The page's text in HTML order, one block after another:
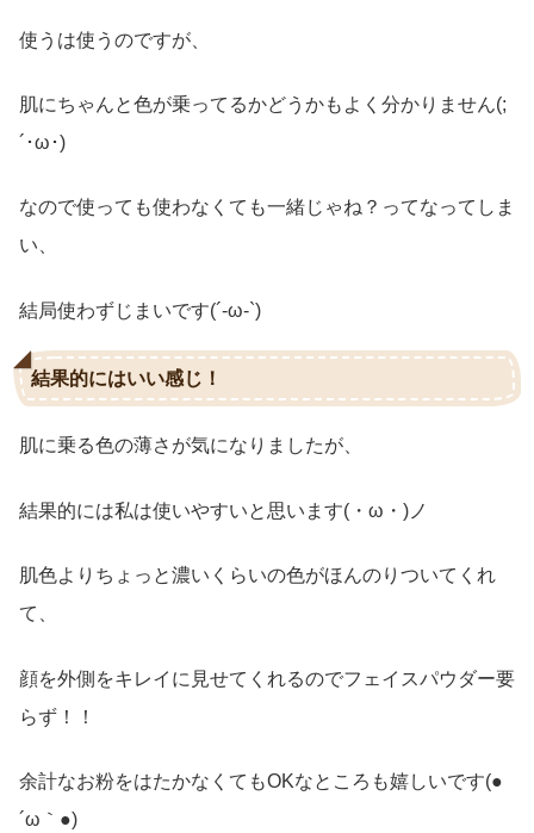
使うは使うのですが、
肌にちゃんと色が乗ってるかどうかもよく分かりません(;
´･ω･)
なので使っても使わなくても一緒じゃね？ってなってしま
い、
結局使わずじまいです(´-ω-`)
結果的にはいい感じ！
肌に乗る色の薄さが気になりましたが、
結果的には私は使いやすいと思います(・ω・)ノ
肌色よりちょっと濃いくらいの色がほんのりついてくれ
て、
顔を外側をキレイに見せてくれるのでフェイスパウダー要
らず！！
余計なお粉をはたかなくてもOKなところも嬉しいです(●
´ω｀●)